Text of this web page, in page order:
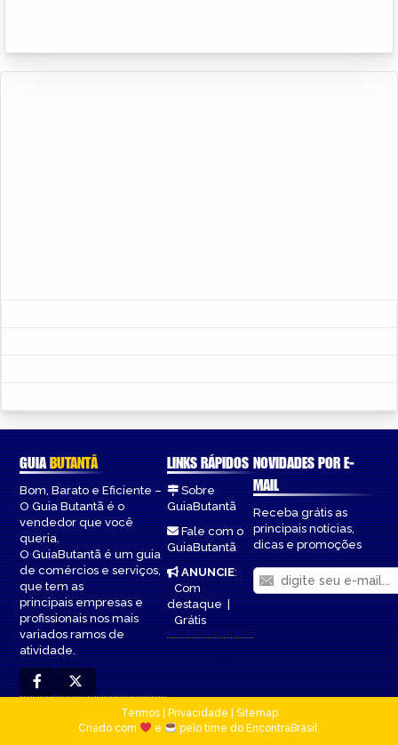
GUIABUTANTÃ
Bom, Barato e Eficiente –
O Guia Butantã é o
vendedor que você
queria.
O GuiaButantã é um guia
de comércios e serviços,
que tem as
principais empresas e
profissionais nos mais
variados ramos de
atividade.
LINKS RÁPIDOS
Sobre
GuiaButantã
Fale com o
GuiaButantã
ANUNCIE:
Com
destaque|
Grátis
NOVIDADES POR E-
MAIL
Receba grátis as
principais notícias,
dicas e promoções
Termos| Privacidade
Sitemap
Criado com
e pelo time do EncontraBrasil